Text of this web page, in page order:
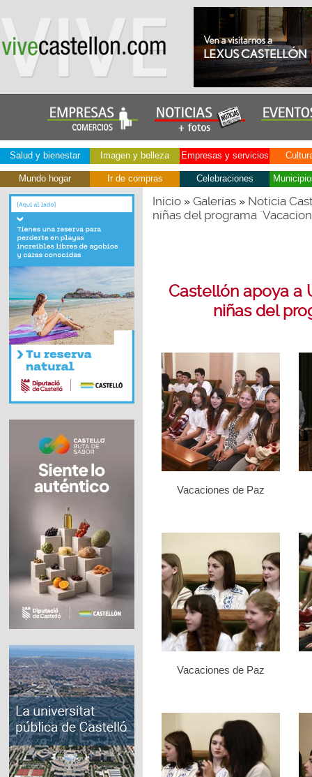
Salud y bienestar Imagen y belleza Empresas y servicios
Mundo hogar Ir de compras Celebraciones
Inicio» Galerías» Noticia
niñas del programa
Castellón apoya a
niñas del
Vacaciones de Paz
Vacaciones de Paz